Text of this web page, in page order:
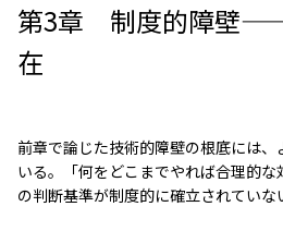
第3章 制度的障壁
在
前章で論じた技術的障壁の根底には
いる。「何をどこまでやれば合理的
の判断基準が制度的に確立されていな